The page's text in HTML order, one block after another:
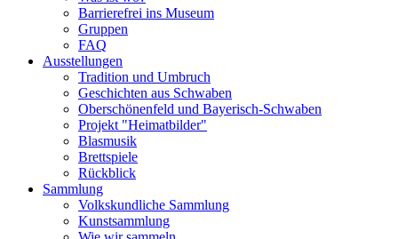
Barrierefrei ins Museum
Gruppen
FAQ
Ausstellungen
Tradition und Umbruch
Geschichten aus Schwaben
Oberschönenfeld und Bayerisch-Schwaben
Projekt "Heimatbilder"
Blasmusik
Brettspiele
Rückblick
Sammlung
Volkskundliche Sammlung
Kunstsammlung